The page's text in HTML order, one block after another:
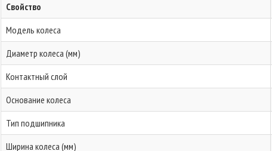
Свойство
Модель колеса
Диаметр колеса (мм)
Контактный слой
Основание колеса
Тип подшипника
Ширина колеса (мм)